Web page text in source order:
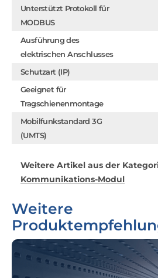
Unterstützt Protokoll für
MODBUS
Ausführung des
elektrischen Anschlusses
Schutzart (IP)
Geeignet für
Tragschienenmontage
Mobilfunkstandard 3G
(UMTS)
Weitere Artikel aus der
Kommunikations-Modul
Weitere